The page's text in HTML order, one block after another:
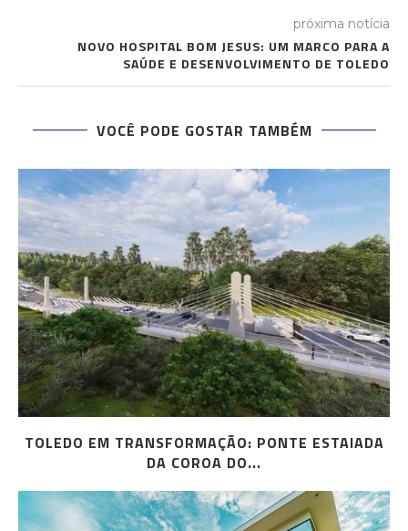
próxima notícia
NOVO HOSPITAL BOM JESUS: UM MARCO PARA A
SAÚDE E DESENVOLVIMENTO DE TOLEDO
VOCÊ PODE GOSTAR TAMBÉM
TOLEDO EM TRANSFORMAÇÃO: PONTE ESTAIADA
DA COROA DO...